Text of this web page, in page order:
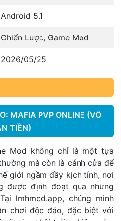
Android 5.1
Chiến Lược, Game Mod
2026/05/25
MAFIA PVP ONLINE (VÔ
TIỀN)
Mod không chỉ là một tựa
mà còn là cánh cửa để
giới ngầm đầy kịch tính, nơi
được định đoạt qua những
lmhmod.app, chúng mình
chơi độc đáo, đặc biệt với